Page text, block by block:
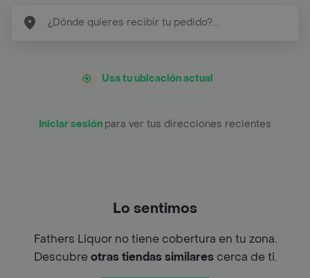
Usa tu ubicación actual
Iniciar sesión para ver tus direcciones recientes
Lo sentimos
Fathers Liquor no tiene cobertura en tu zona.
Descubreotras tiendas similarescerca de ti.